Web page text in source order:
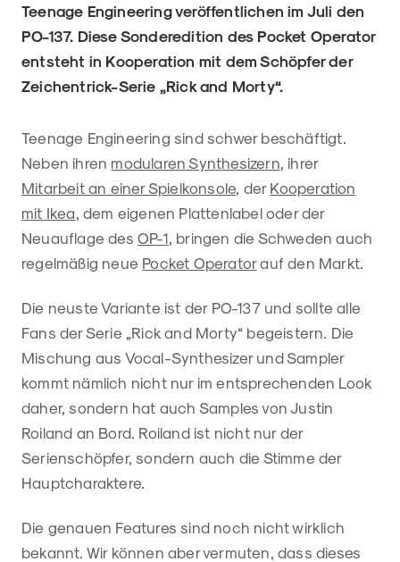
Teenage Engineering veröffentlichen im Juli den
PO-137. Diese Sonderedition des Pocket Operator
entsteht in Kooperation mit dem Schöpfer der
Zeichentrick-Serie „Rick and Morty“.
Teenage Engineering sind schwer beschäftigt.
Neben ihren modularen Synthesizern , ihrer
Mitarbeit an einer Spielkonsole , der Kooperation
mit Ikea , dem eigenen Plattenlabel oder der
Neuauflage des OP-1 , bringen die Schweden auch
regelmäßig neue Pocket Operatorauf den Markt.
Die neuste Variante ist der PO-137 und sollte alle
Fans der Serie „Rick and Morty“ begeistern. Die
Mischung aus Vocal-Synthesizer und Sampler
kommt nämlich nicht nur im entsprechenden Look
daher, sondern hat auch Samples von Justin
Roiland an Bord. Roiland ist nicht nur der
Serienschöpfer, sondern auch die Stimme der
Hauptcharaktere.
Die genauen Features sind noch nicht wirklich
bekannt. Wir können aber vermuten, dass dieses